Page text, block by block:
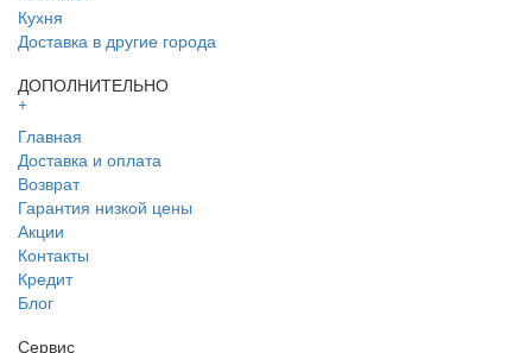
Кухня
Доставка в другие города
ДОПОЛНИТЕЛЬНО
+
Главная
Доставка и оплата
Возврат
Гарантия низкой цены
Акции
Контакты
Кредит
Блог
Сервис